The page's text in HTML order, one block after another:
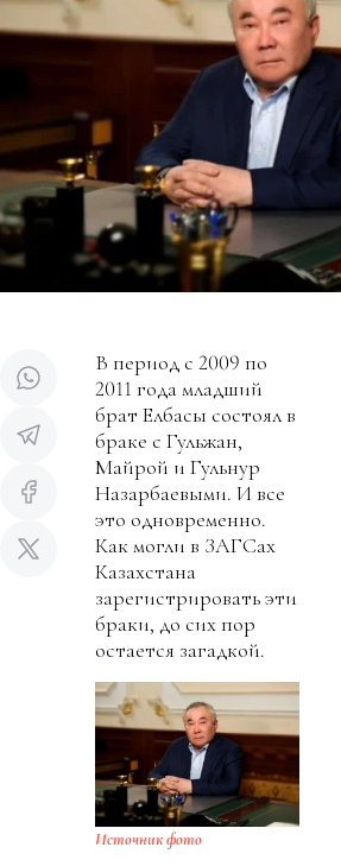
В период с 2009 по
2011 года младший
брат Елбасы состоял в
браке с Гульжан,
Майрой и Гульнур
Назарбаевыми. И все
это одновременно.
Как могли в ЗАГСах
Казахстана
зарегистрировать эти
браки, до сих пор
остается загадкой.
Источник фото